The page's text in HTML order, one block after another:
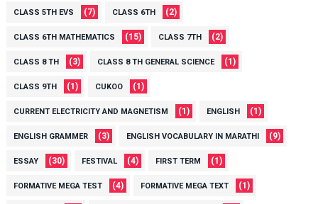
CLASS 5TH EVS (7) CLASS 6TH (2)
CLASS 6TH MATHEMATICS (15) CLASS 7TH (2)
CLASS 8 TH (3) CLASS 8 TH GENERAL SCIENCE (1)
CLASS 9TH (1) CUKOO (1)
CURRENT ELECTRICITY AND MAGNETISM (1) ENGLISH (1)
ENGLISH GRAMMER (3) ENGLISH VOCABULARY IN MARATHI (9)
ESSAY (30) FESTIVAL (4) FIRST TERM (1)
FORMATIVE MEGA TEST (4) FORMATIVE MEGA TEXT (1)